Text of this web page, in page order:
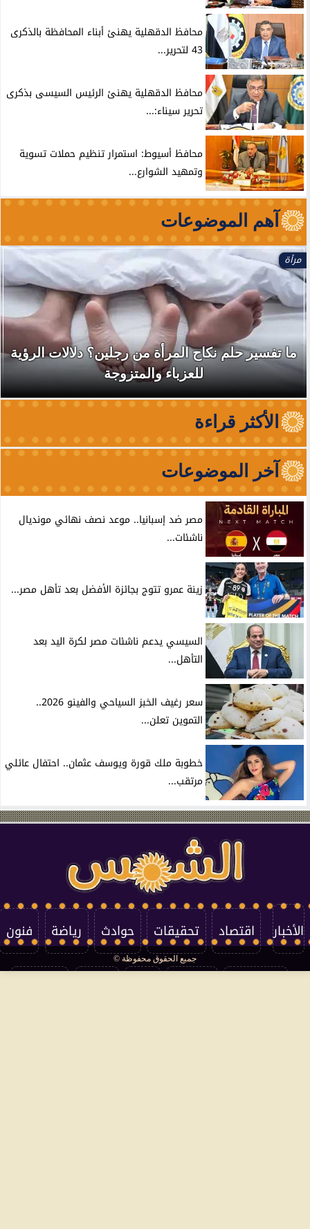
محافظ الدقهلية يهنئ أبناء المحافظة بالذكرى
43 لتحرير...
محافظ الدقهلية يهنئ الرئيس السيسى بذكرى
تحرير سيناء:...
محافظ أسيوط: استمرار تنظيم حملات تسوية
وتمهيد الشوارع...
آهم الموضوعات
الأخبار
نقابة الأطباء تكشف أسباب منع باربرا أونيل من
الظهور والترويج لخدماتها في...
الأكثر قراءة
آخر الموضوعات
مصر ضد إسبانيا.. موعد نصف نهائي مونديال
ناشئات...
زينة عمرو تتوج بجائزة الأفضل بعد تأهل مصر...
السيسي يدعم ناشئات مصر لكرة اليد بعد
التأهل...
سعر رغيف الخبز السياحي والفينو 2026..
التموين تعلن...
خطوبة ملك قورة ويوسف عثمان.. احتفال عائلي
مرتقب...
الأخبار اقتصاد تحقيقات حوادث رياضة فنون
جميع الحقوق محفوظة ©